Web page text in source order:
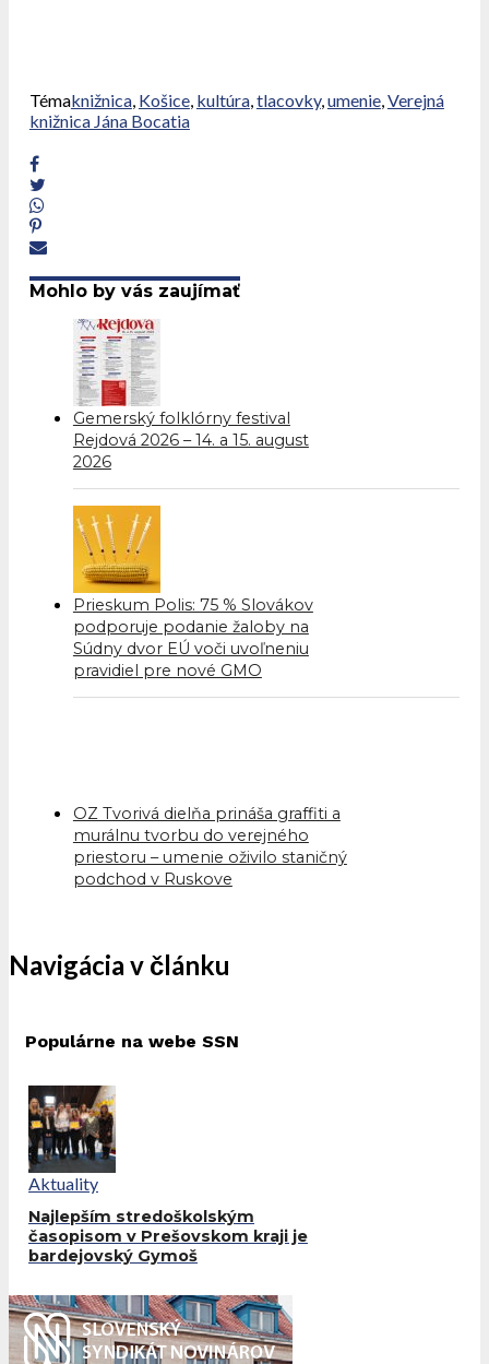
Témaknižnica, Košice, kultúra,tlacovky,umenie,Verejná
knižnica Jána Bocatia
Mohlo by vás zaujímať
Gemerský folklórny festival
Rejdová 2026 – 14. a 15. august
2026
Prieskum Polis: 75 % Slovákov
podporuje podanie žaloby na
Súdny dvor EÚ voči uvoľneniu
pravidiel pre nové GMO
OZ Tvorivá dielňa prináša graffiti a
murálnu tvorbu do verejného
priestoru – umenie oživilo staničný
podchod v Ruskove
Navigácia v článku
Populárne na webe SSN
Aktuality
Najlepším stredoškolským
časopisom v Prešovskom kraji je
bardejovský Gymoš